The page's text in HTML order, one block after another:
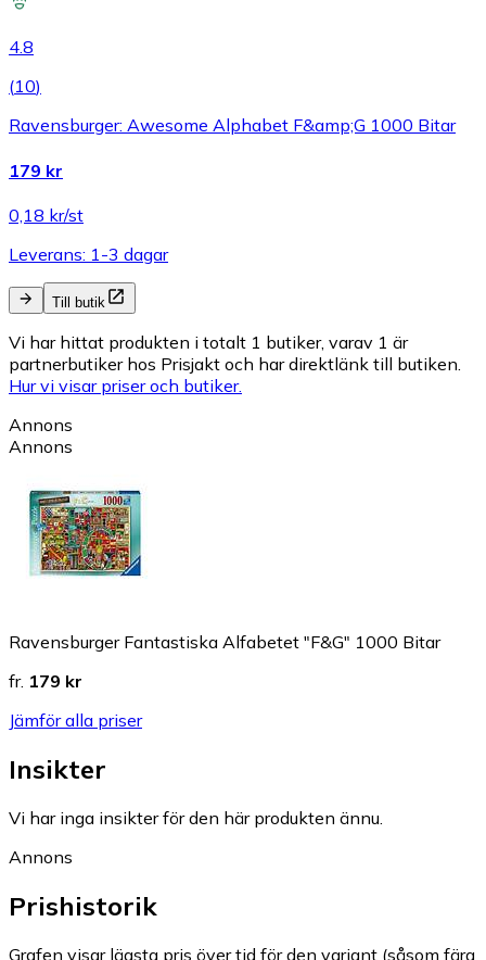
4.8
(10)
Ravensburger: Awesome Alphabet F&amp;G 1000 Bitar
179 kr
0,18 kr/st
Leverans: 1-3 dagar
Till butik
Vi har hittat produkten i totalt 1 butiker, varav 1 är
partnerbutiker hos Prisjakt och har direktlänk till butiken.
Hur vi visar priser och butiker.
Annons
Annons
Ravensburger Fantastiska Alfabetet "F&G" 1000 Bitar
fr. 179 kr
Jämför alla priser
Insikter
Vi har inga insikter för den här produkten ännu.
Annons
Prishistorik
Grafen visar lägsta pris över tid för den variant (såsom färg